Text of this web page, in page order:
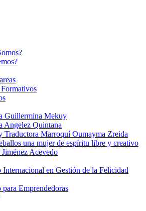
Guillermina Mekuy
Angelez Quintana
Traductora Marroquí Oumayma Zreida
una mujer de espíritu libre y creativo
Acevedo
en Gestión de la Felicidad
Emprendedoras